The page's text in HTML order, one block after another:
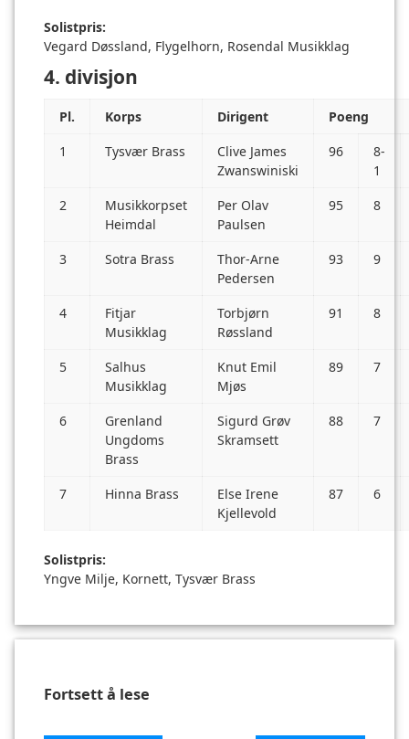
Solistpris:
Vegard Døssland, Flygelhorn, Rosendal Musikklag
4. divisjon
Pl. Korps Dirigent
Poeng
1
Tysvær Brass
Clive James
Zwanswiniski
96
8-
1
2
Musikkorpset
Heimdal
Per Olav
Paulsen
95 8
3 Sotra Brass
Thor-Arne
Pedersen
93 9
4
Fitjar
Musikklag
Torbjørn
Røssland
91 8
5
Salhus
Musikklag
Knut Emil
Mjøs
89 7
6
Grenland
Ungdoms
Brass
Sigurd Grøv
Skramsett
88 7
7 Hinna Brass
Else Irene
Kjellevold
87 6
Solistpris:
Yngve Milje, Kornett, Tysvær Brass
Fortsett å lese